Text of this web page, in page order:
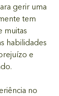
gerir uma
tem
muitas
habilidades
e
no